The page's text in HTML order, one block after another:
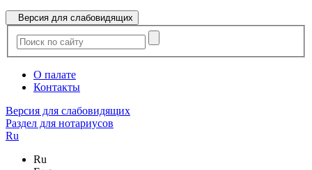
Версия для слабовидящих
О палате
Контакты
Версия для слабовидящих
Раздел для нотариусов
Ru
Ru